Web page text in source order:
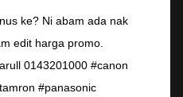
ke? Ni abam ada nak
edit harga promo.
0143201000 #canon
#panasonic